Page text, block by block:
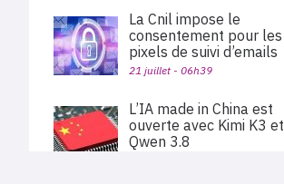
La Cnil impose le
consentement pour les
pixels de suivi d’emails
21 juillet - 06h39
L’IA made in China est
ouverte avec Kimi K3 et
Qwen 3.8